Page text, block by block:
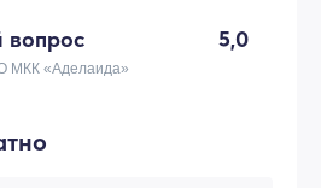
вопрос 5,0
МКК «Аделаида»